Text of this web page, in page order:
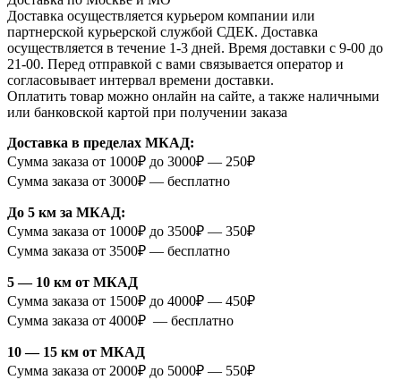
Доставка осуществляется курьером компании или
партнерской курьерской службой СДЕК. Доставка
осуществляется в течение 1-3 дней. Время доставки с 9-00 до
21-00. Перед отправкой с вами связывается оператор и
согласовывает интервал времени доставки.
Оплатить товар можно онлайн на сайте, а также наличными
или банковской картой при получении заказа
Доставка в пределах МКАД:
Сумма заказа от 1000₽ до 3000₽ — 250₽
Сумма заказа от 3000₽ — бесплатно
До 5 км за МКАД:
Сумма заказа от 1000₽ до 3500₽ — 350₽
Сумма заказа от 3500₽ — бесплатно
5 — 10 км от МКАД
Сумма заказа от 1500₽ до 4000₽ — 450₽
Сумма заказа от 4000₽ — бесплатно
10 — 15 км от МКАД
Сумма заказа от 2000₽ до 5000₽ — 550₽